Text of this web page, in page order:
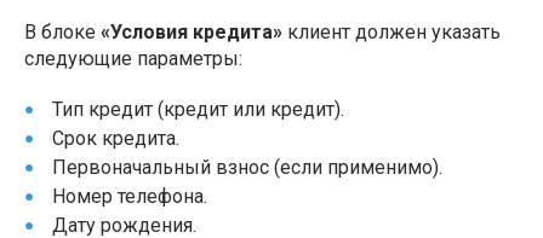
В блоке «Условия кредита» клиент должен указать
следующие параметры:
Тип кредит (кредит или кредит).
Срок кредита.
Первоначальный взнос (если применимо).
Номер телефона.
Дату рождения.